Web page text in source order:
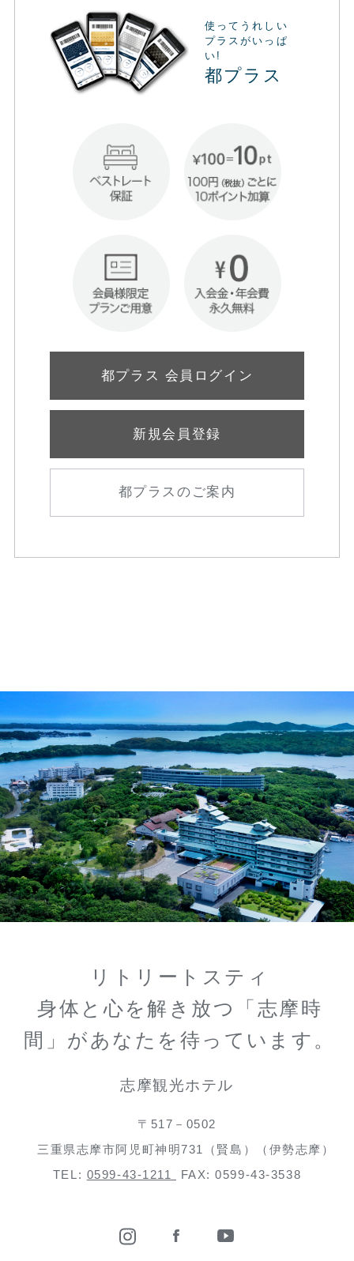
使ってうれしい
プラスがいっぱ
い!
都プラス
都プラス 会員ログイン
新規会員登録
都プラスのご案内
リトリートスティ
身体と心を解き放つ「志摩時
間」があなたを待っています。
志摩観光ホテル
〒517－0502
三重県志摩市阿児町神明731（賢島）（伊勢志摩）
TEL: 0599-43-1211 FAX: 0599-43-3538